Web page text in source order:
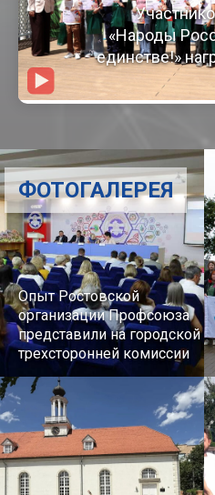
«Народы
единстве!»
Опыт Ростовской
организации Профсоюза
представили на городской
трехсторонней комиссии
ФОТОГАЛЕРЕЯ